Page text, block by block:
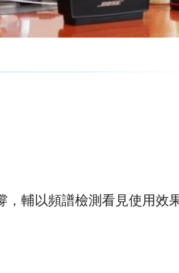
輔以頻譜檢測看見使用效